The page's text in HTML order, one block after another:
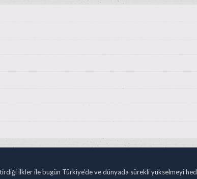
ilkler ile bugün Türkiye’de ve dünyada sürekli yükselmeyi